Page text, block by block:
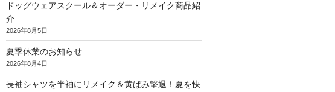
ドッグウェアスクール＆オーダー・リメイク商品紹
介
2026年8月5日
夏季休業のお知らせ
2026年8月4日
長袖シャツを半袖にリメイク＆黄ばみ撃退！夏を快